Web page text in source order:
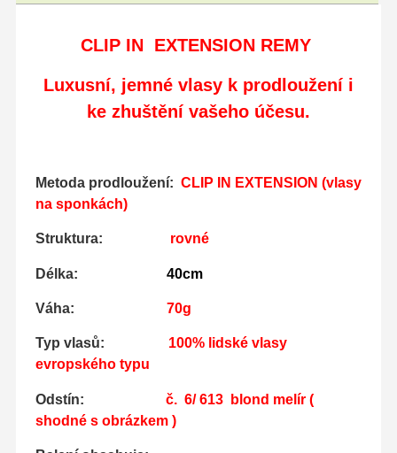
CLIP IN EXTENSION REMY
Luxusní, jemné vlasy k prodloužení i
ke zhuštění vašeho účesu.
Metoda prodloužení: CLIP IN EXTENSION (vlasy
na sponkách)
Struktura: rovné
Délka: 40cm
Váha: 70g
Typ vlasů:
100% lidské vlasy
evropského typu
Odstín: č. 6/ 613 blond melír (
shodné s obrázkem )